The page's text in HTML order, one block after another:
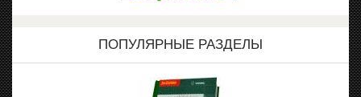
ПОПУЛЯРНЫЕ РАЗДЕЛЫ